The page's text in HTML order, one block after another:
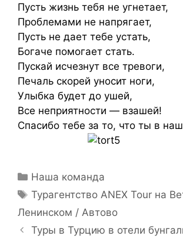
Пусть жизнь тебя не угнетает,
Проблемами не напрягает,
Пусть не дает тебе устать,
Богаче помогает стать.
Пускай исчезнут все тревоги,
Печаль скорей уносит ноги,
Улыбка будет до ушей,
Все неприятности — взашей!
Спасибо тебе за то, что ты в
Наша команда
Турагентство ANEX Tour на
Ленинском / Автово
Туры в Турцию в отели